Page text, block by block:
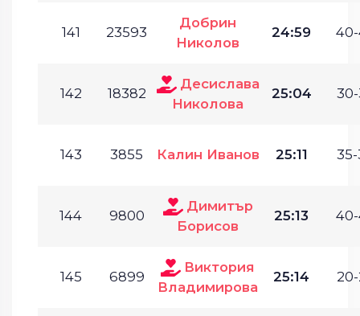
141 23593
Добрин
Николов
24:59 40-
142 18382
Десислава
Николова
25:04 30-
143 3855 Калин Иванов 25:11 35-
144 9800
Димитър
Борисов
25:13 40-
145 6899
Виктория
Владимирова
25:14 20-